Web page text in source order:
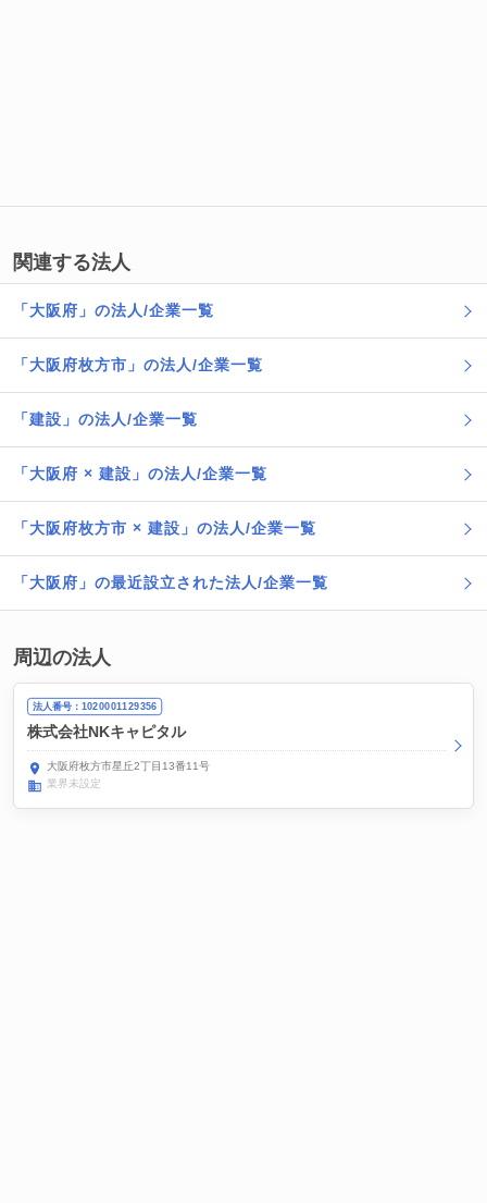
関連する法人
「大阪府」の法人/企業一覧
「大阪府枚方市」の法人/企業一覧
「建設」の法人/企業一覧
「大阪府 × 建設」の法人/企業一覧
「大阪府枚方市 × 建設」の法人/企業一覧
「大阪府」の最近設立された法人/企業一覧
周辺の法人
法人番号：1020001129356
株式会社NKキャピタル
大阪府枚方市星丘2丁目13番11号
業界未設定